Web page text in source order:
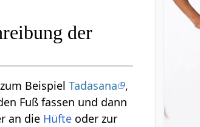
der
BeispielTadasana
,
Fuß fassen und dann
an die Hüfte oder zur